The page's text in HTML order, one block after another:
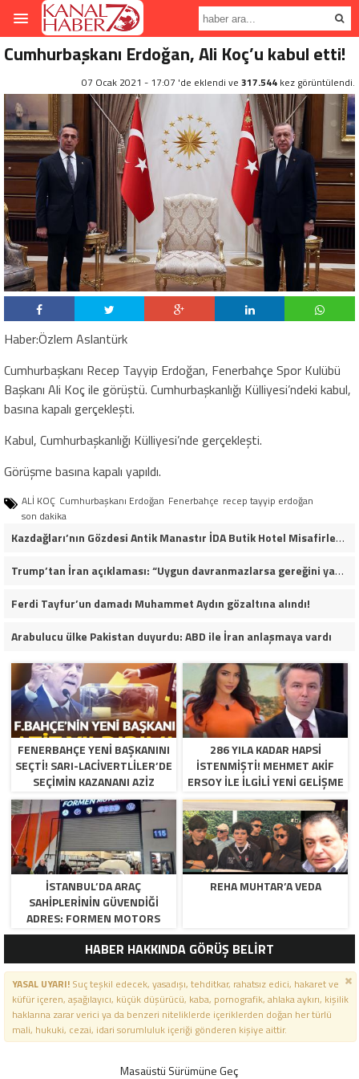
Cumhurbaşkanı Erdoğan, Ali Koç’u kabul etti!
07 Ocak 2021 - 17:07 'de eklendi ve 317.544 kez görüntülendi.
Haber:Özlem Aslantürk
Cumhurbaşkanı Recep Tayyip Erdoğan, Fenerbahçe Spor Kulübü
Başkanı Ali Koç ile görüştü. Cumhurbaşkanlığı Külliyesi’ndeki kabul,
basına kapalı gerçekleşti.
Kabul, Cumhurbaşkanlığı Külliyesi’nde gerçekleşti.
Görüşme basına kapalı yapıldı.
ALİ KOÇ Cumhurbaşkanı Erdoğan Fenerbahçe recep tayyip erdoğan
son dakika
Kazdağları’nın Gözdesi Antik Manastır İDA Butik Hotel Misafirlerinden Tam Not Alıyor
Trump’tan İran açıklaması: “Uygun davranmazlarsa gereğini yaparım”
Ferdi Tayfur’un damadı Muhammet Aydın gözaltına alındı!
Arabulucu ülke Pakistan duyurdu: ABD ile İran anlaşmaya vardı
FENERBAHÇE YENI BAŞKANINI
SEÇTI! SARI-LACIVERTLILER’DE
SEÇIMIN KAZANANI AZIZ
YILDIRIM OLDU
286 YILA KADAR HAPSI
ISTENMIŞTI! MEHMET AKIF
ERSOY ILE ILGILI YENI GELIŞME
İSTANBUL’DA ARAÇ
SAHIPLERININ GÜVENDIĞI
ADRES: FORMEN MOTORS
REHA MUHTAR’A VEDA
HABER HAKKINDA GÖRÜŞ BELİRT
YASAL UYARI!Suç teşkil edecek, yasadışı, tehditkar, rahatsız edici, hakaret ve
küfür içeren, aşağılayıcı, küçük düşürücü, kaba, pornografik, ahlaka aykırı, kişilik
haklarına zarar verici ya da benzeri niteliklerde içeriklerden doğan her türlü
mali, hukuki, cezai, idari sorumluluk içeriği gönderen kişiye aittir.
Masaüstü Sürümüne Geç